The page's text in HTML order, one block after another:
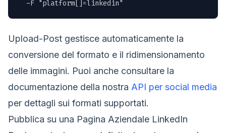
  -F "platform[]=linkedin"
Upload-Post gestisce automaticamente la
conversione del formato e il ridimensionamento
delle immagini. Puoi anche consultare la
documentazione della nostra API per social media
per dettagli sui formati supportati.
Pubblica su una Pagina Aziendale LinkedIn